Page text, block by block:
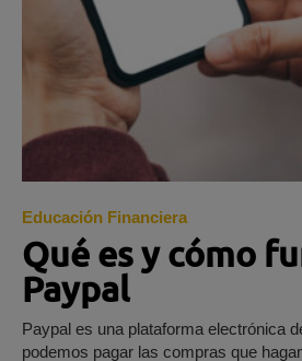
Educación Financiera
Qué es y cómo
Paypal
Paypal es una plataforma electrónica
podemos pagar las compras que